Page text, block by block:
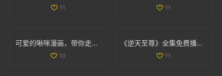
11 11
可爱的啾咪漫画，带你走进奇幻的二次元世界
10
《逆天至尊》全集免费播放，尽享精彩剧情和热血冒险之旅
11